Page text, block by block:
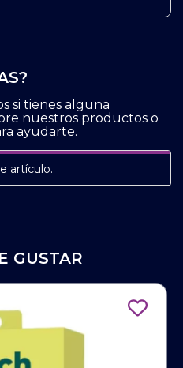
si tienes alguna
nuestros productos o
ayudarte.
artículo.
GUSTAR